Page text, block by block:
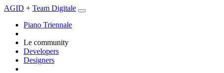
AGID + Team Digitale
Piano Triennale
Le community
Developers
Designers